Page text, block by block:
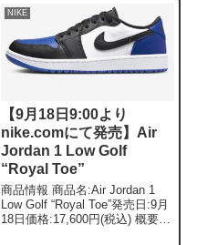
NIKE
【9月18日9:00より
nike.comにて発売】Air
Jordan 1 Low Golf
“Royal Toe”
商品情報 商品名:Air Jordan 1
Low Golf “Royal Toe”発売日:9月
18日価格:17,600円(税込) 概要